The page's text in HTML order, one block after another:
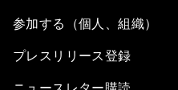
参加する（個人、組織）
プレスリリース登録